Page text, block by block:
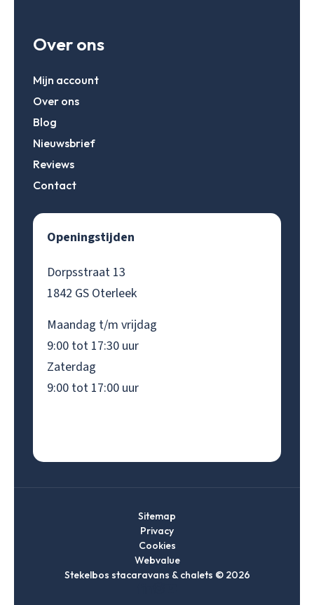
Over ons
Mijn account
Over ons
Blog
Nieuwsbrief
Reviews
Contact
Openingstijden
Dorpsstraat 13
1842 GS Oterleek
Maandag t/m vrijdag
9:00 tot 17:30 uur
Zaterdag
9:00 tot 17:00 uur
Stekelbos stacaravans & chalets © 2026
Sitemap
Privacy
Cookies
Webvalue